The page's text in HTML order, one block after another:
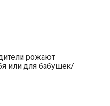
рожают
или для бабушек/